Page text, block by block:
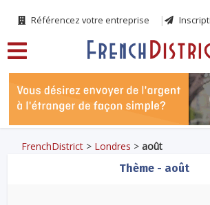
Référencez votre entreprise
FrenchDistrict > Londres >août
Thème - août